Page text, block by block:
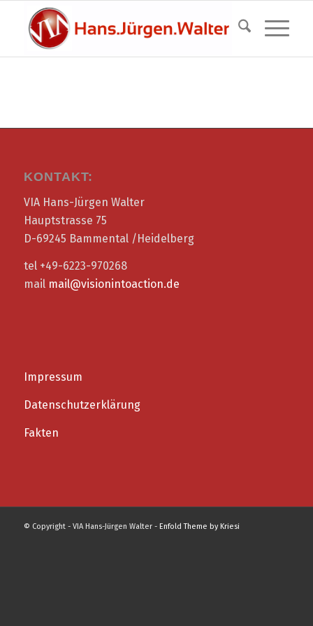
KONTAKT:
VIA Hans-Jürgen Walter
Hauptstrasse 75
D-69245 Bammental /Heidelberg
tel +49-6223-970268
mail mail@visionintoaction.de
Impressum
Datenschutzerklärung
Fakten
© Copyright - VIA Hans-Jürgen Walter - Enfold Theme by Kriesi